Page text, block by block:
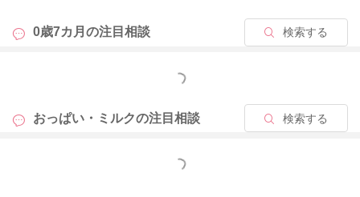
0歳7カ月の注目相談 検索する
もっと見る
おっぱい・ミルクの注目相談 検索する
もっと見る